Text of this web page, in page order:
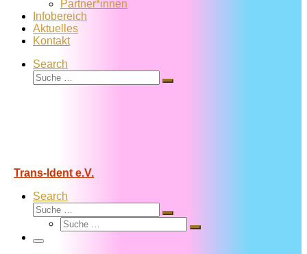
Partner*innen
Infobereich
Aktuelles
Kontakt
Search
Suche
Suche
Trans-Ident e.V.
Search
Suche
Suche
Suche
Suche
Menü